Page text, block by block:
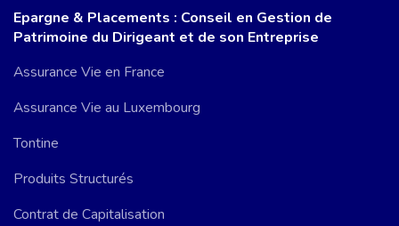
Epargne & Placements : Conseil en Gestion de
Patrimoine du Dirigeant et de son Entreprise
Assurance Vie en France
Assurance Vie au Luxembourg
Tontine
Produits Structurés
Contrat de Capitalisation